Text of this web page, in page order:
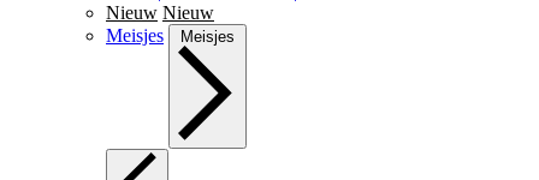
Nieuw Nieuw
Meisjes
Meisjes